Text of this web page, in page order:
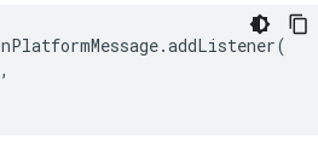
.addListener(
,